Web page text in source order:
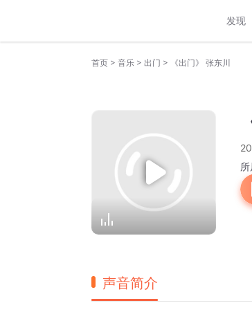
发现
首页 > 音乐 > 出门 > 《出门》 张东川
所
声音简介